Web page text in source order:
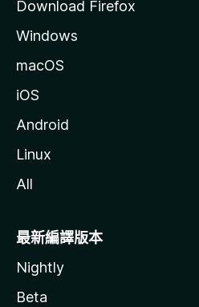
Download Firefox
Windows
macOS
iOS
Android
Linux
All
最新編譯版本
Nightly
Beta